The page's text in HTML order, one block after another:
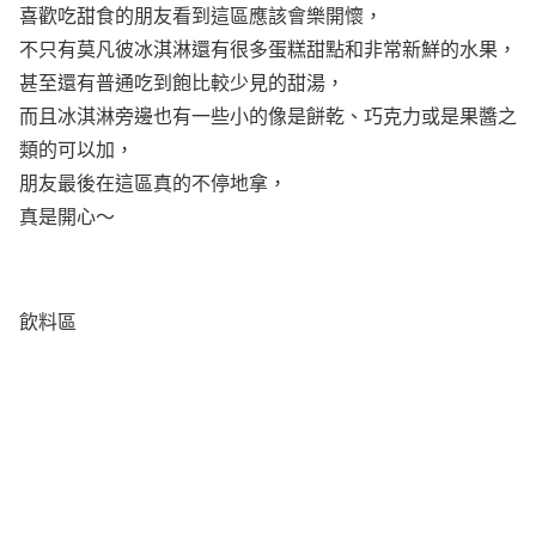
喜歡吃甜食的朋友看到這區應該會樂開懷，
不只有莫凡彼冰淇淋還有很多蛋糕甜點和非常新鮮的水果，
甚至還有普通吃到飽比較少見的甜湯，
而且冰淇淋旁邊也有一些小的像是餅乾、巧克力或是果醬之
類的可以加，
朋友最後在這區真的不停地拿，
真是開心～
飲料區